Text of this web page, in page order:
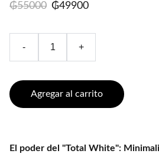
₲55000 ₲49900
- +
Agregar al carrito
El poder del "Total White":